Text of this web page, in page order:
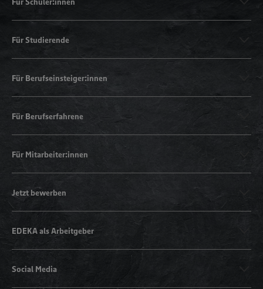
Für Studierende
Für Berufseinsteiger:innen
Für Berufserfahrene
Für Mitarbeiter:innen
Jetzt bewerben
EDEKA als Arbeitgeber
Social Media